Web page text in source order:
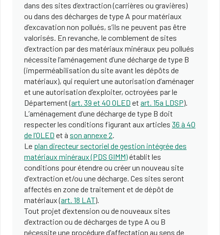
dans des sites d’extraction (carrières ou gravières)
ou dans des décharges de type A pour matériaux
d’excavation non pollués, s’ils ne peuvent pas être
valorisés. En revanche, le comblement de sites
d’extraction par des matériaux minéraux peu pollués
nécessite l’aménagement d’une décharge de type B
(imperméabilisation du site avant les dépôts de
matériaux), qui requiert une autorisation d’aménager
et une autorisation d’exploiter, octroyées par le
Département (art. 39 et 40 OLED et art. 15a LDSP).
L’aménagement d’une décharge de type B doit
respecter les conditions figurant aux articles 36 à 40
de l’OLED et à son annexe 2.
Le plan directeur sectoriel de gestion intégrée des
matériaux minéraux (PDS GIMM)établit les
conditions pour étendre ou créer un nouveau site
d'extraction et/ou une décharge. Ces sites seront
affectés en zone de traitement et de dépôt de
matériaux (art. 18 LAT).
Tout projet d’extension ou de nouveaux sites
d’extraction ou de décharges de type A ou B
nécessite une procédure d’affectation au sens de